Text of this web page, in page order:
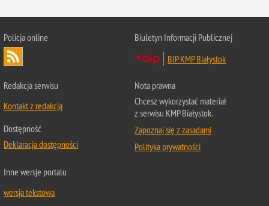
Policja online
Biuletyn Informacji Publicznej
BIP KMP Białystok
Redakcja serwisu
Kontakt z redakcją
Dostępność
Deklaracja dostępności
Nota prawna
Chcesz wykorzystać materiał
z serwisu KMP Białystok.
Zapoznaj się z zasadami
Polityka prywatności
Inne wersje portalu
wersja tekstowa